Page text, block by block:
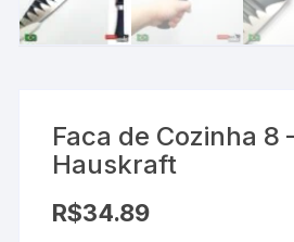
Faca de Cozinha 8
Hauskraft
R$34.89